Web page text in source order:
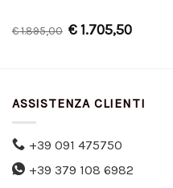
€1.895,00 €1.705,50
ASSISTENZA CLIENTI
+39 091 475750
+39 379 108 6982